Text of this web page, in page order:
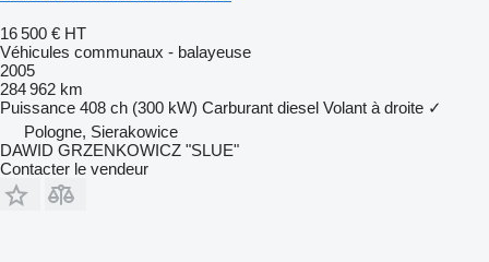
16 500 € HT
Véhicules communaux - balayeuse
2005
284 962 km
Puissance 408 ch (300 kW) Carburant diesel Volant à droite ✓
Pologne, Sierakowice
DAWID GRZENKOWICZ "SLUE"
Contacter le vendeur